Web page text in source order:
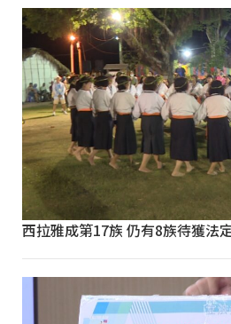
西拉雅成第17族 仍有8族待獲法